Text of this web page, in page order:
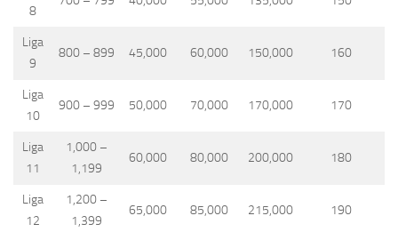
8
Liga
9
800 – 899 45,000 60,000 150,000 160
Liga
10
900 – 999 50,000 70,000 170,000 170
Liga
11
1,000 –
1,199
60,000 80,000 200,000 180
Liga
12
1,200 –
1,399
65,000 85,000 215,000 190